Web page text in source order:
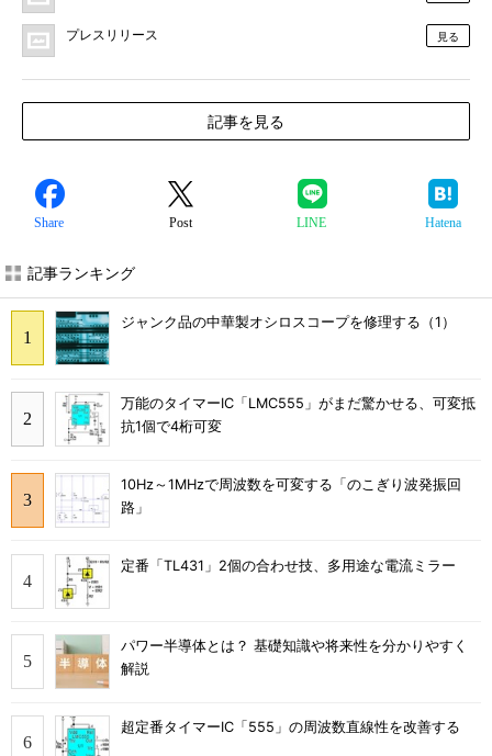
プレスリリース 見る
記事を見る
Share Post LINE Hatena
記事ランキング
ジャンク品の中華製オシロスコープを修理する（1）
万能のタイマーIC「LMC555」がまだ驚かせる、可変抵
抗1個で4桁可変
10Hz～1MHzで周波数を可変する「のこぎり波発振回
路」
定番「TL431」2個の合わせ技、多用途な電流ミラー
パワー半導体とは？ 基礎知識や将来性を分かりやすく
解説
超定番タイマーIC「555」の周波数直線性を改善する